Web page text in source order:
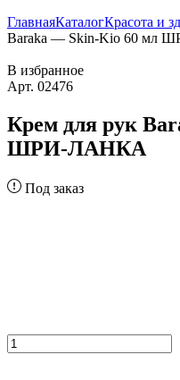
ГлавнаяКаталогКрасота и
Baraka — Skin-Kio 60 мл
В избранное
Арт. 02476
Крем для рук
ШРИ-ЛАНКА
Под заказ